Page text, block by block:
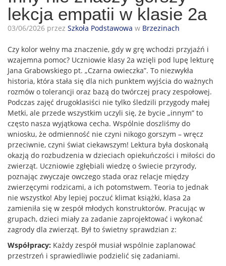
lekcja empatii w klasie 2a
03/06/2026 przez Szkoła Podstawowa w Brzezinach
Czy kolor wełny ma znaczenie, gdy w grę wchodzi przyjaźń i
wzajemna pomoc? Uczniowie klasy 2a wzięli pod lupę lekturę
Jana Grabowskiego pt. „Czarna owieczka”. To niezwykła
historia, która stała się dla nich punktem wyjścia do ważnych
rozmów o tolerancji oraz bazą do twórczej pracy zespołowej.
Podczas zajęć drugoklasiści nie tylko śledzili przygody małej
Metki, ale przede wszystkim uczyli się, że bycie „innym” to
często nasza wyjątkowa cecha. Wspólnie doszliśmy do
wniosku, że odmienność nie czyni nikogo gorszym – wręcz
przeciwnie, czyni świat ciekawszym! Lektura była doskonałą
okazją do rozbudzenia w dzieciach opiekuńczości i miłości do
zwierząt. Uczniowie zgłębiali wiedzę o świecie przyrody,
poznając zwyczaje owczego stada oraz relacje między
zwierzęcymi rodzicami, a ich potomstwem. Teoria to jednak
nie wszystko! Aby lepiej poczuć klimat książki, klasa 2a
zamieniła się w zespół młodych konstruktorów. Pracując w
grupach, dzieci miały za zadanie zaprojektować i wykonać
zagrody dla zwierząt. Był to świetny sprawdzian z:
Współpracy: Każdy zespół musiał wspólnie zaplanować
przestrzeń i sprawiedliwie podzielić się zadaniami.